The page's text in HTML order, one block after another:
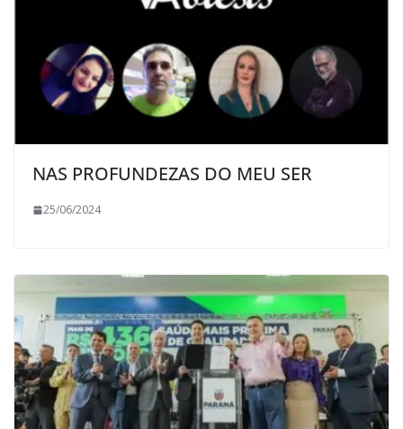
NAS PROFUNDEZAS DO MEU SER
25/06/2024